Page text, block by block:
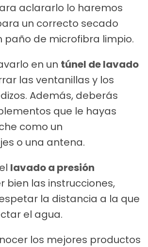
aclararlo lo haremos
un correcto secado
paño de microfibra limpio.
en un túnel de lavado
las ventanillas y los
Además, deberás
que le hayas
como un
o una antena.
lavado a presión
bien las instrucciones,
la distancia a la que
el agua.
los mejores productos